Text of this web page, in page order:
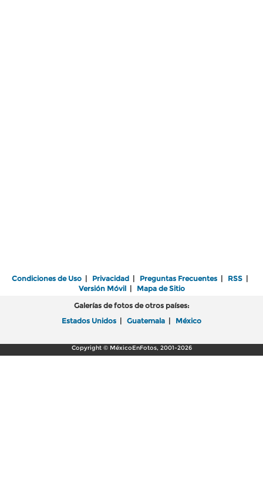
Condiciones de Uso | Privacidad | Preguntas Frecuentes | RSS |
Versión Móvil| Mapa de Sitio
Galerías de fotos de otros países:
Estados Unidos | Guatemala | México
Copyright © MéxicoEnFotos, 2001-2026